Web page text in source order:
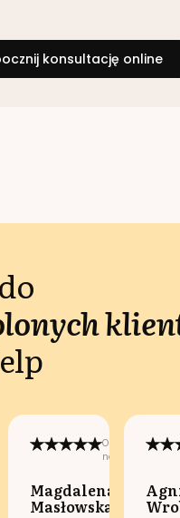
konsultację online
Opublikowano
na:
Magdalena
Masłowska